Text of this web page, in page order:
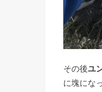
その後ユ
に塊にな